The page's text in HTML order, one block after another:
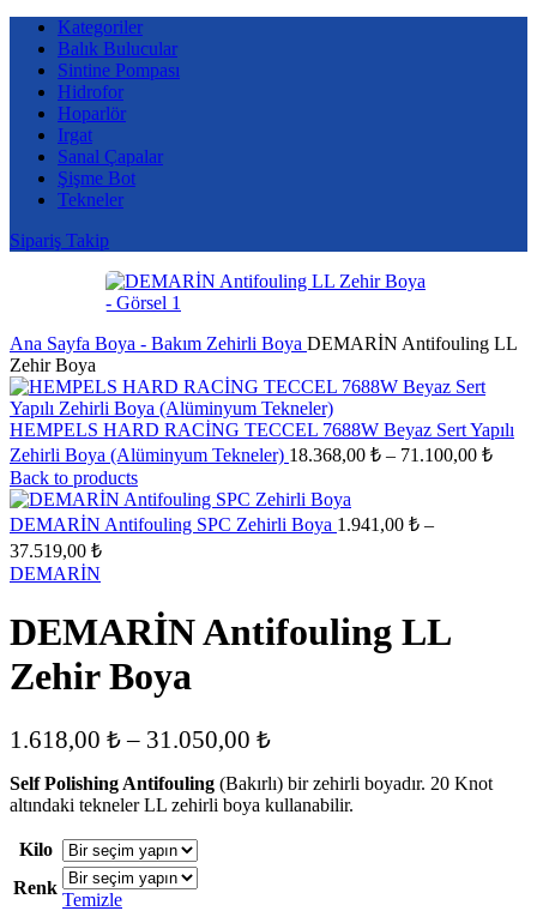
Kategoriler
Balık Bulucular
Sintine Pompası
Hidrofor
Hoparlör
Irgat
Sanal Çapalar
Şişme Bot
Tekneler
Sipariş Takip
Ana Sayfa Boya - Bakım Zehirli Boya DEMARİN Antifouling LL
Zehir Boya
HEMPELS HARD RACİNG TECCEL 7688W Beyaz Sert Yapılı
Zehirli Boya (Alüminyum Tekneler) 18.368,00 ₺ – 71.100,00 ₺Fiyat
Back to products
DEMARİN Antifouling SPC Zehirli Boya 1.941,00 ₺ –
37.519,00 ₺Fiyat
37.519,00 ₺
DEMARİN
DEMARİN Antifouling LL
Zehir Boya
1.618,00 ₺ – 31.050,00 ₺Fiyat
1.618,00 ₺
Self Polishing Antifouling (Bakırlı) bir zehirli boyadır. 20 Knot
altındaki tekneler LL zehirli boya kullanabilir.
Kilo
Renk
Temizle